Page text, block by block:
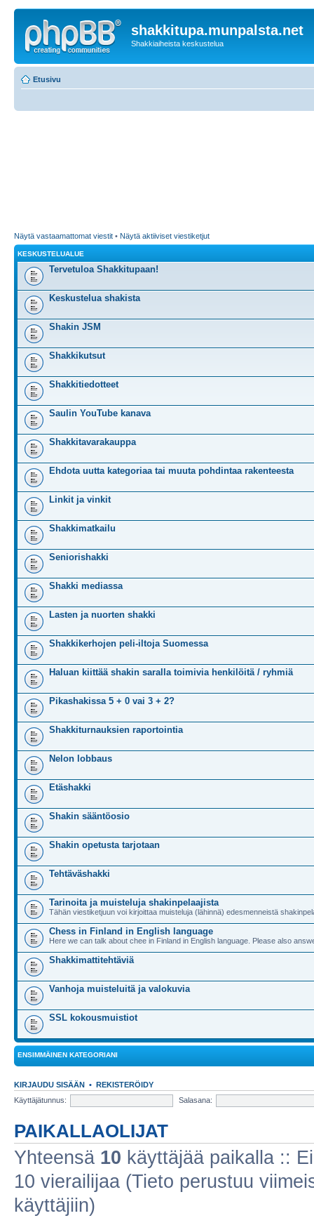
shakkitupa.munpalsta.net
Shakkiaiheista keskustelua
Etusivu
Näytä vastaamattomat viestit • Näytä aktiiviset viestiketjut
KESKUSTELUALUE
Tervetuloa Shakkitupaan!
Keskustelua shakista
Shakin JSM
Shakkikutsut
Shakkitiedotteet
Saulin YouTube kanava
Shakkitavarakauppa
Ehdota uutta kategoriaa tai muuta pohdintaa rakenteesta
Linkit ja vinkit
Shakkimatkailu
Seniorishakki
Shakki mediassa
Lasten ja nuorten shakki
Shakkikerhojen peli-iltoja Suomessa
Haluan kiittää shakin saralla toimivia henkilöitä / ryhmiä
Pikashakissa 5 + 0 vai 3 + 2?
Shakkiturnauksien raportointia
Nelon lobbaus
Etäshakki
Shakin sääntöosio
Shakin opetusta tarjotaan
Tehtäväshakki
Tarinoita ja muisteluja shakinpelaajista
Tähän viestiketjuun voi kirjoittaa muisteluja (lähinnä) edesmenneistä
Chess in Finland in English language
Here we can talk about chee in Finland in English language. Please also
Shakkimattitehtäviä
Vanhoja muisteluitä ja valokuvia
SSL kokousmuistiot
ENSIMMÄINEN KATEGORIANI
KIRJAUDU SISÄÄN • REKISTERÖIDY
Käyttäjätunnus:
Salasana:
PAIKALLAOLIJAT
Yhteensä 10 käyttäjää paikalla ::
10 vierailijaa (Tieto perustuu
käyttäjiin)